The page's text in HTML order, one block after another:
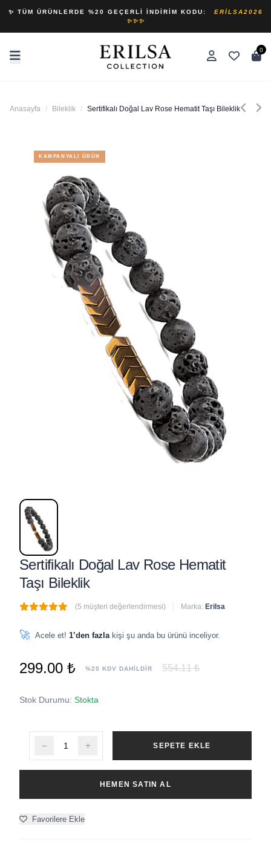
✨ TÜM ÜRÜNLERDE %20 GEÇERLI İNDIRIM KODU:
ERILSA2026
✨✨✨
0
Anasayfa / Bileklik / Sertifikalı Doğal Lav Rose Hematit Taşı Bileklik
KAMPANYALI ÜRÜN
Sertifikalı Doğal Lav Rose Hematit
Taşı Bileklik
(5 müşteri değerlendirmesi) Marka: Erilsa
🚀 Acele et! 1’den fazla kişi şu anda bu ürünü inceliyor.
299.00 ₺ %20 KDV DAHİLDİR 554.11 ₺
Stok Durumu: Stokta
SEPETE EKLE
HEMEN SATIN AL
Favorilere Ekle